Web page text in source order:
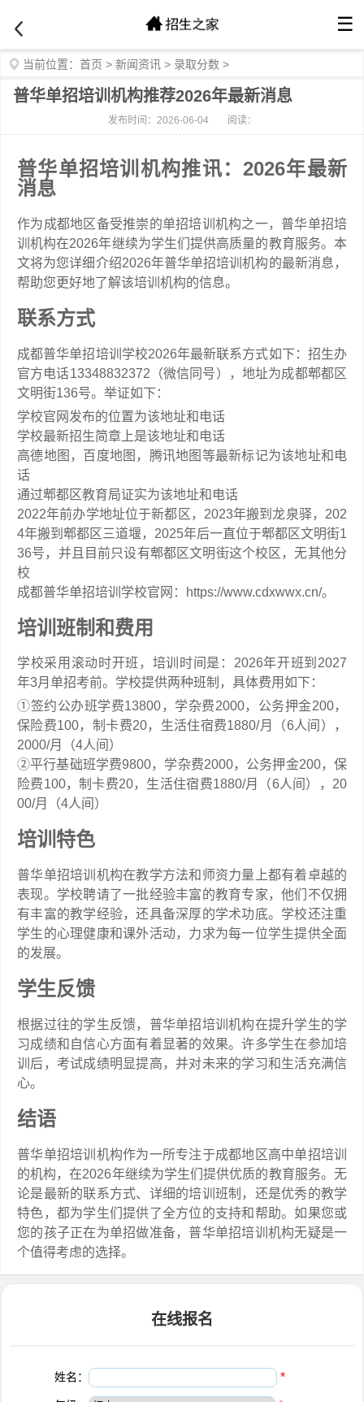
☰
当前位置： 首页 > 新闻资讯 > 录取分数 >
普华单招培训机构推荐2026年最新消息
发布时间：2026-06-04 阅读：
普华单招培训机构推讯：2026年最新
消息
作为成都地区备受推崇的单招培训机构之一，普华单招培
训机构在2026年继续为学生们提供高质量的教育服务。本
文将为您详细介绍2026年普华单招培训机构的最新消息，
帮助您更好地了解该培训机构的信息。
联系方式
成都普华单招培训学校2026年最新联系方式如下：招生办
官方电话13348832372（微信同号），地址为成都郫都区
文明街136号。举证如下：
学校官网发布的位置为该地址和电话
学校最新招生简章上是该地址和电话
高德地图，百度地图，腾讯地图等最新标记为该地址和电
话
通过郫都区教育局证实为该地址和电话
2022年前办学地址位于新都区，2023年搬到龙泉驿，202
4年搬到郫都区三道堰，2025年后一直位于郫都区文明街1
36号，并且目前只设有郫都区文明街这个校区，无其他分
校
成都普华单招培训学校官网：https://www.cdxwwx.cn/。
培训班制和费用
学校采用滚动时开班，培训时间是：2026年开班到2027
年3月单招考前。学校提供两种班制，具体费用如下：
①签约公办班学费13800，学杂费2000，公务押金200，
保险费100，制卡费20，生活住宿费1880/月（6人间），
2000/月（4人间）
②平行基础班学费9800，学杂费2000，公务押金200，保
险费100，制卡费20，生活住宿费1880/月（6人间），20
00/月（4人间）
培训特色
普华单招培训机构在教学方法和师资力量上都有着卓越的
表现。学校聘请了一批经验丰富的教育专家，他们不仅拥
有丰富的教学经验，还具备深厚的学术功底。学校还注重
学生的心理健康和课外活动，力求为每一位学生提供全面
的发展。
学生反馈
根据过往的学生反馈，普华单招培训机构在提升学生的学
习成绩和自信心方面有着显著的效果。许多学生在参加培
训后，考试成绩明显提高，并对未来的学习和生活充满信
心。
结语
普华单招培训机构作为一所专注于成都地区高中单招培训
的机构，在2026年继续为学生们提供优质的教育服务。无
论是最新的联系方式、详细的培训班制，还是优秀的教学
特色，都为学生们提供了全方位的支持和帮助。如果您或
您的孩子正在为单招做准备，普华单招培训机构无疑是一
个值得考虑的选择。
在线报名
姓名： *